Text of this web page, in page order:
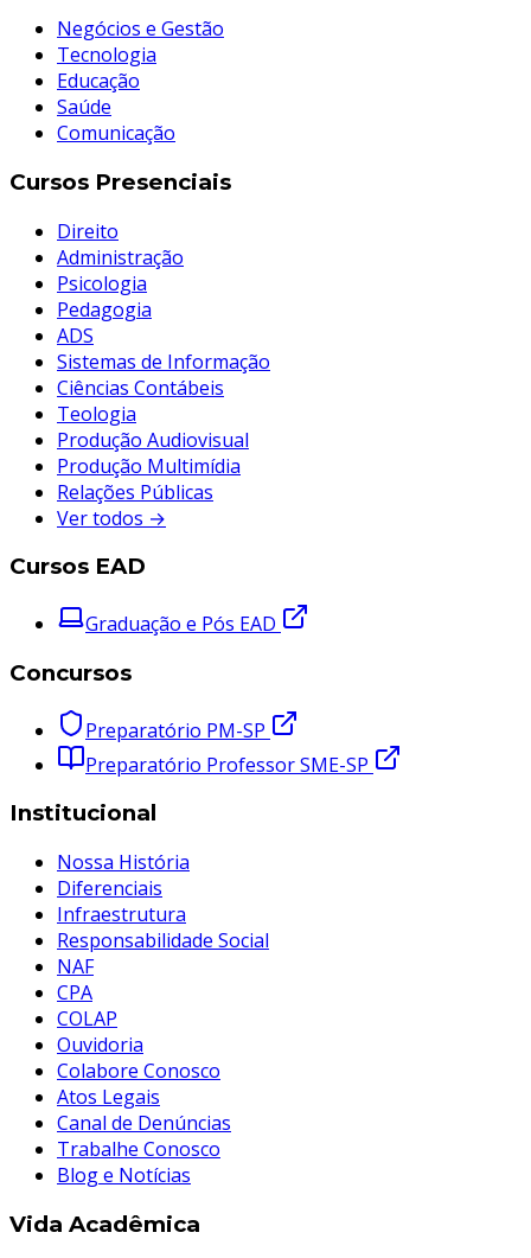
Negócios e Gestão
Tecnologia
Educação
Saúde
Comunicação
Cursos Presenciais
Direito
Administração
Psicologia
Pedagogia
ADS
Sistemas de Informação
Ciências Contábeis
Teologia
Produção Audiovisual
Produção Multimídia
Relações Públicas
Ver todos →
Cursos EAD
Graduação e Pós EAD
Concursos
Preparatório PM-SP
Preparatório Professor SME-SP
Institucional
Nossa História
Diferenciais
Infraestrutura
Responsabilidade Social
NAF
CPA
COLAP
Ouvidoria
Colabore Conosco
Atos Legais
Canal de Denúncias
Trabalhe Conosco
Blog e Notícias
Vida Acadêmica